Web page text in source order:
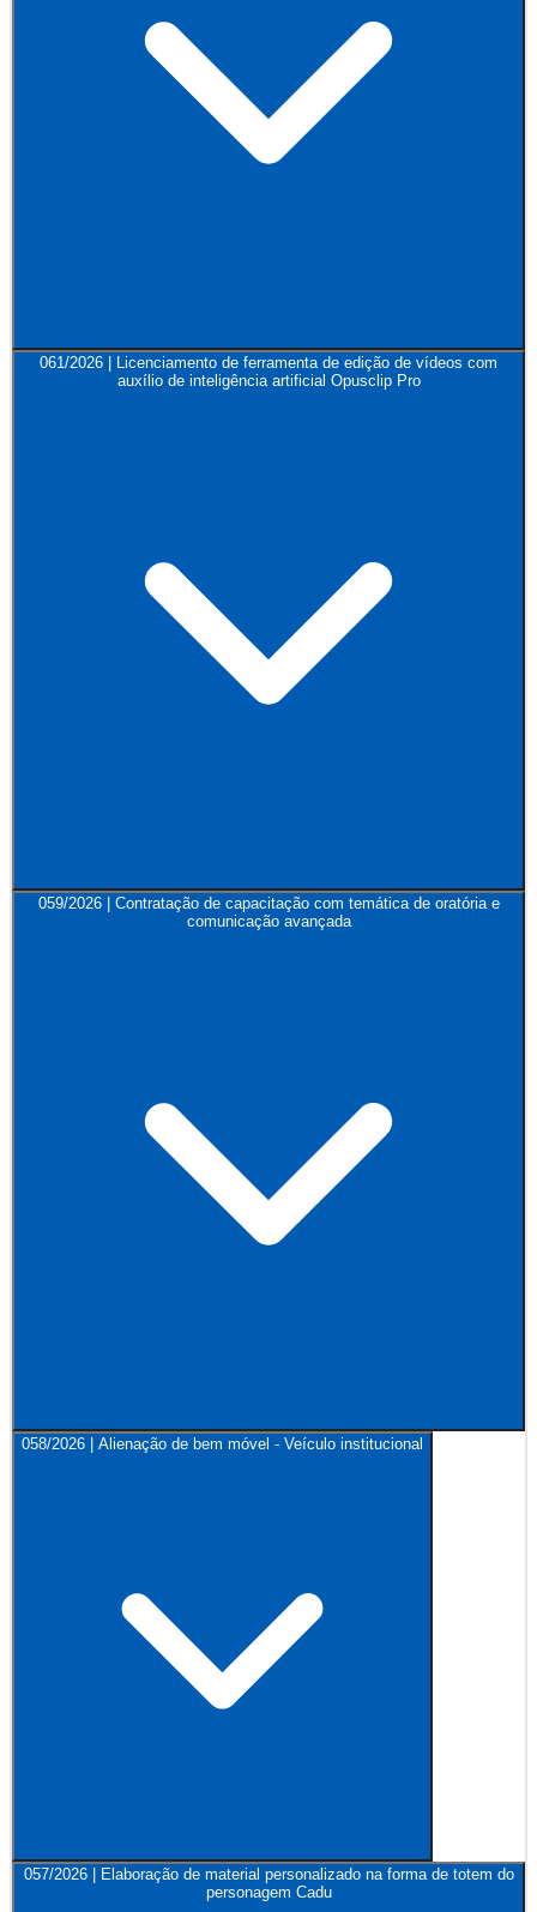
061/2026 | Licenciamento de ferramenta de edição de vídeos com
auxílio de inteligência artificial Opusclip Pro
059/2026 | Contratação de capacitação com temática de oratória e
comunicação avançada
058/2026 | Alienação de bem móvel - Veículo institucional
057/2026 | Elaboração de material personalizado na forma de totem do
personagem Cadu